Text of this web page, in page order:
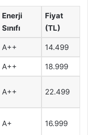
Enerji
Sınıfı
Fiyat
(TL)
A++ 14.499
A++ 18.999
A++ 22.499
A+ 16.999